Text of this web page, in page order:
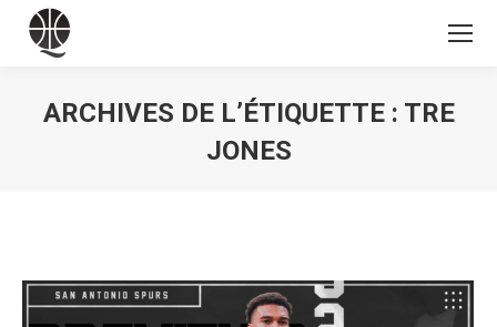
ARCHIVES DE L’ÉTIQUETTE : TRE
JONES